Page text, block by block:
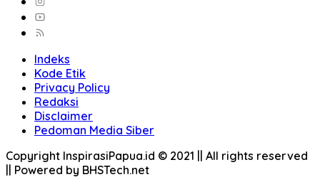
Indeks
Kode Etik
Privacy Policy
Redaksi
Disclaimer
Pedoman Media Siber
Copyright InspirasiPapua.id © 2021 || All rights reserved
|| Powered by BHSTech.net